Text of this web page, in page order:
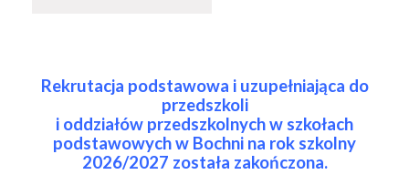
Rekrutacja podstawowa i uzupełniająca do
przedszkoli
i oddziałów przedszkolnych w szkołach
podstawowych w Bochni na rok szkolny
2026/2027 została zakończona.